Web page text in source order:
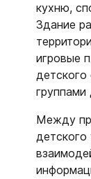
кухню,
Здание
игровые
детского
группами
Между